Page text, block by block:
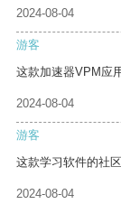
2024-08-04
游客
这款加速器VPM应
2024-08-04
游客
这款学习软件的社
2024-08-04